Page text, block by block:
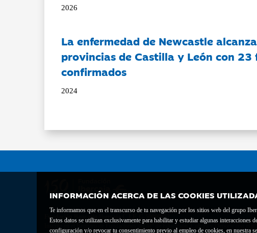
INFORMACIÓN ACERCA DE LAS COOKIES
Te informamos que en el transcurso de tu navegación por los sitios web del grupo
Estos datos se utilizan exclusivamente para habilitar y estudiar algunas interacciones
configuración y/o revocar tu consentimiento previo al empleo de cookies, en nuestra
2026
La enfermedad de Newcastle
provincias de Castilla y León con 23
confirmados
2024
Fundación Bancaria Ibercaja C.I.F. G-50000652.
Inscrita en el Registro de Fundaciones del Mº de Educación, Cultura y Deporte con el nº